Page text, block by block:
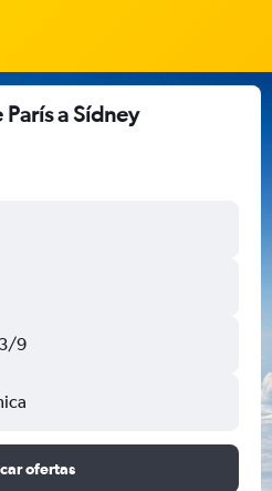
a Sídney
9
ofertas